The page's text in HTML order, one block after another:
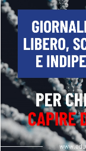
Lavoro